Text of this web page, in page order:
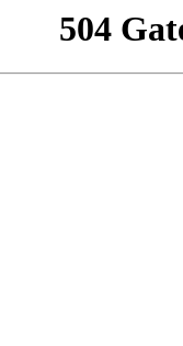
504